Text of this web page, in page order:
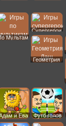
Мультам
Супергерои
Геометрия
и Ева Футб голов